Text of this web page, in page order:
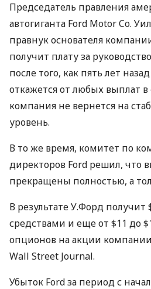
Председатель правления
автогиганта Ford Motor Co.
правнук основателя
получит плату за
после того, как пять лет
откажется от любых выплат в
компания не вернется на
уровень.
В то же время, комитет по
директоров Ford решил, что
прекращены полностью, а
В результате У.Форд
средствами и еще от $11 до
опционов на акции
Wall Street Journal.
Убыток Ford за период с